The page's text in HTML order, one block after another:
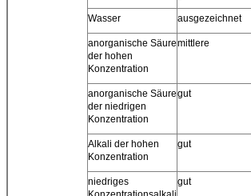
Wasser ausgezeichnet
anorganische Säure
der hohen
Konzentration
mittlere
anorganische Säure
der niedrigen
Konzentration
gut
Alkali der hohen
Konzentration
gut
niedriges
gut